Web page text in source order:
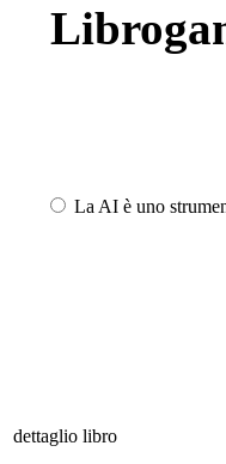
La AI è uno
dettaglio libro